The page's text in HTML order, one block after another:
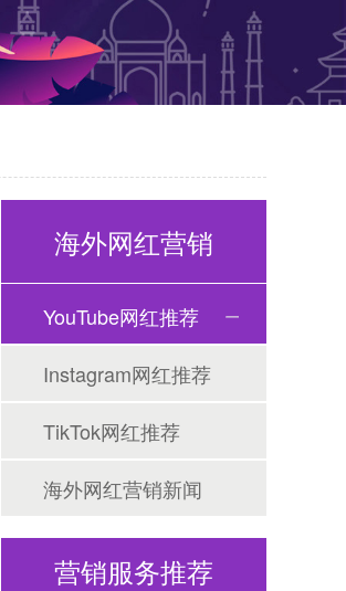
海外网红营销
YouTube网红推荐
Instagram网红推荐
TikTok网红推荐
海外网红营销新闻
营销服务推荐
海外网红营销